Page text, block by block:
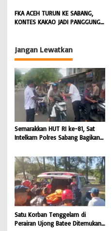
DICARI | BONGKAR ‘Perkara.com
FKA ACEH TURUN KE SABANG,
KONTES KAKAO JADI PANGGUNG
Jangan Lewatkan
Semarakkan HUT RI ke-81, Sat
Intelkam Polres Sabang Bagikan
Masyarakat |
BONGKAR’Perkara.com
Satu Korban Tenggelam di
Perairan Ujong Batee Ditemukan,